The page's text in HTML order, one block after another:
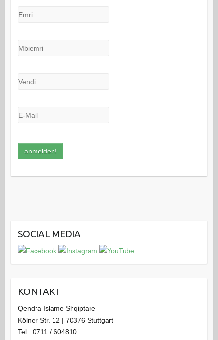
SOCIAL MEDIA
KONTAKT
Qendra Islame Shqiptare
Kölner Str. 12 | 70376 Stuttgart
Tel.: 0711 / 604810